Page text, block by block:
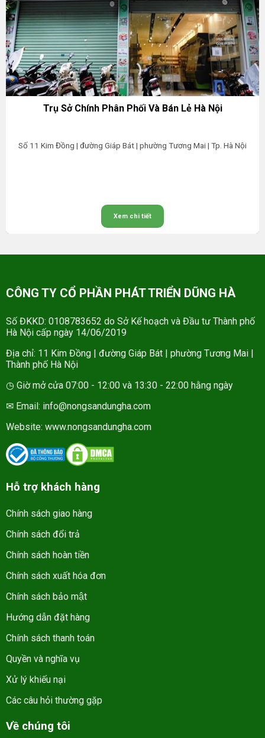
Trụ Sở Chính Phân Phối Và Bán Lẻ Hà Nội
Số 11 Kim Đồng | đường Giáp Bát | phường Tương Mai | Tp. Hà Nội
Xem chi tiết
CÔNG TY CỔ PHẦN PHÁT TRIỂN DŨNG HÀ
Số ĐKKD: 0108783652 do Sở Kế hoạch và Đầu tư Thành phố
Hà Nội cấp ngày 14/06/2019
Địa chỉ: 11 Kim Đồng | đường Giáp Bát | phường Tương Mai |
Thành phố Hà Nội
◷ Giờ mở cửa 07:00 - 12:00 và 13:30 - 22:00 hằng ngày
✉ Email: info@nongsandungha.com
Website: www.nongsandungha.com
Hỗ trợ khách hàng
Chính sách giao hàng
Chính sách đổi trả
Chính sách hoàn tiền
Chính sách xuất hóa đơn
Chính sách bảo mật
Hướng dẫn đặt hàng
Chính sách thanh toán
Quyền và nghĩa vụ
Xử lý khiếu nại
Các câu hỏi thường gặp
Về chúng tôi